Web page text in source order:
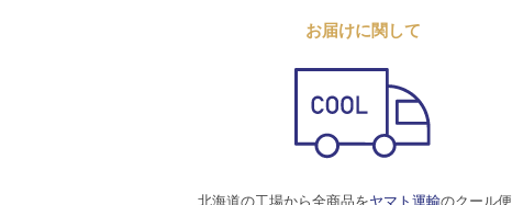
お届けに関して
北海道の工場から全商品をヤマト運輸のクール便